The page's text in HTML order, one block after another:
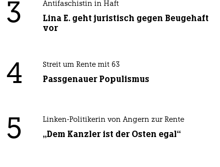
3 Antifaschistin in Haft
Lina E. geht juristisch gegen Beugehaft
vor
4 Streit um Rente mit 63
Passgenauer Populismus
5 Linken-Politikerin von Angern zur Rente
„Dem Kanzler ist der Osten egal“